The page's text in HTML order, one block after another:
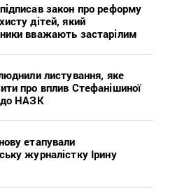
закон про реформу
дітей, який
вважають застарілим
листування, яке
про вплив Стефанішиної
до НАЗК
етапували
журналістку Ірину